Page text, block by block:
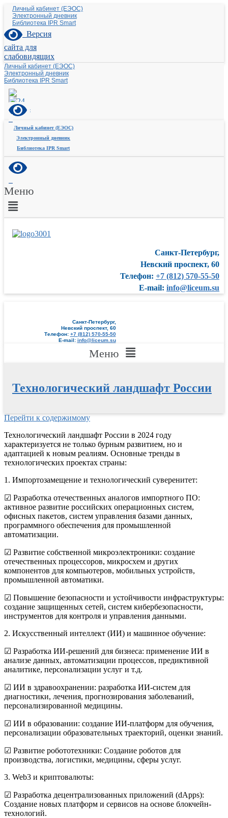
Личный кабинет (ЕЭОС)
Электронный дневник
Библиотека IPR Smart
Версия
сайта для
слабовидящих
Личный кабинет (ЕЭОС)
Электронный дневник
Библиотека IPR Smart
Личный кабинет (ЕЭОС)
Электронный дневник
Библиотека IPR Smart
Меню
Санкт-Петербург,
Невский проспект, 60
Телефон: +7 (812) 570-55-50
E-mail: info@liceum.su
Санкт-Петербург,
Невский проспект, 60
Телефон: +7 (812) 570-55-50
E-mail: info@liceum.su
Меню
Технологический ландшафт России
Перейти к содержимому
Технологический ландшафт России в 2024 году
характеризуется не только бурным развитием, но и
адаптацией к новым реалиям. Основные тренды в
технологических проектах страны:
1. Импортозамещение и технологический суверенитет:
☑ Разработка отечественных аналогов импортного ПО:
активное развитие российских операционных систем,
офисных пакетов, систем управления базами данных,
программного обеспечения для промышленной
автоматизации.
☑ Развитие собственной микроэлектроники: создание
отечественных процессоров, микросхем и других
компонентов для компьютеров, мобильных устройств,
промышленной автоматики.
☑ Повышение безопасности и устойчивости инфраструктуры:
создание защищенных сетей, систем кибербезопасности,
инструментов для контроля и управления данными.
2. Искусственный интеллект (ИИ) и машинное обучение:
☑ Разработка ИИ-решений для бизнеса: применение ИИ в
анализе данных, автоматизации процессов, предиктивной
аналитике, персонализации услуг и т.д.
☑ ИИ в здравоохранении: разработка ИИ-систем для
диагностики, лечения, прогнозирования заболеваний,
персонализированной медицины.
☑ ИИ в образовании: создание ИИ-платформ для обучения,
персонализации образовательных траекторий, оценки знаний.
☑ Развитие робототехники: Создание роботов для
производства, логистики, медицины, сферы услуг.
3. Web3 и криптовалюты:
☑ Разработка децентрализованных приложений (dApps):
Создание новых платформ и сервисов на основе блокчейн-
технологий.